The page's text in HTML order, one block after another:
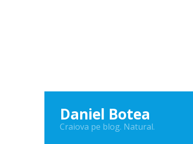
Daniel Botea
Craiova pe blog. Natural.